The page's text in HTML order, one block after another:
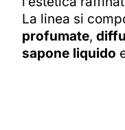
La linea si
profumate,
sapone liquido